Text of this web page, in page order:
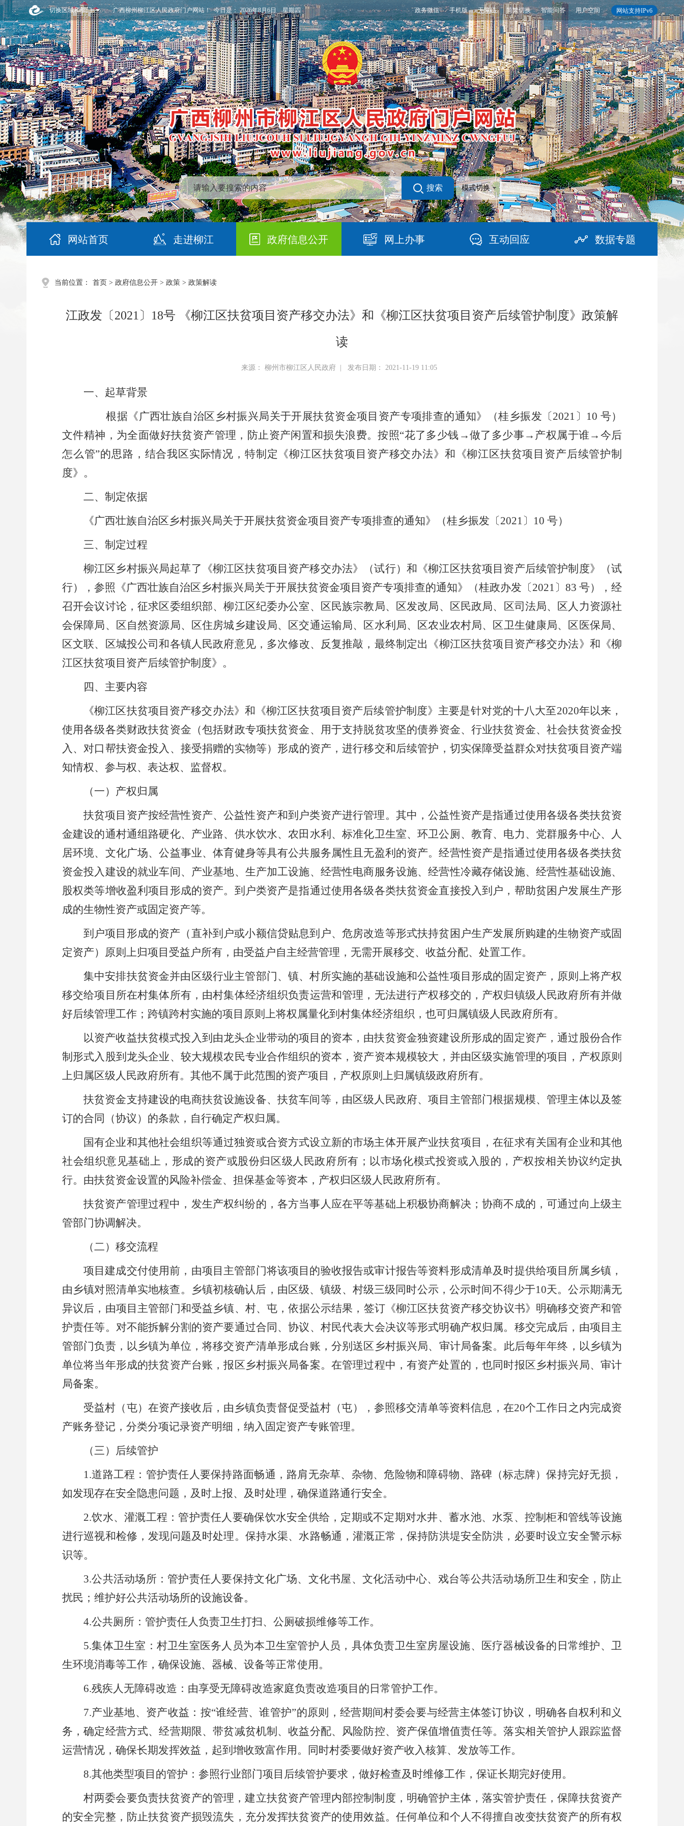
切换区域和部门 网站支持IPv6
政务微信 手机版 无障碍 简繁切换 智能问答 用户空间
广西柳州柳江区人民政府门户网站！ 今日是：2026年8月6日 星期四
搜索 模式切换
网站首页 走进柳江 政府信息公开 网上办事 互动回应 数据专题
当前位置： 首页 > 政府信息公开 > 政策 > 政策解读
江政发〔2021〕18号 《柳江区扶贫项目资产移交办法》和《柳江区扶贫项目资产后续管护制度》政策解
读
来源： 柳州市柳江区人民政府 | 发布日期： 2021-11-19 11:05
一、起草背景
根据《广西壮族自治区乡村振兴局关于开展扶贫资金项目资产专项排查的通知》（桂乡振发〔2021〕10 号）
文件精神，为全面做好扶贫资产管理 ， 防止资产闲置和损失浪费。按照“花了多少钱→做了多少事→产权属于谁→今后
怎么管”的思路，结合我区实际情况，特制定《柳江区扶贫项目资产移交办法》和《柳江区扶贫项目资产后续管护制
度》。
二、制定依据
《广西壮族自治区乡村振兴局关于开展扶贫资金项目资产专项排查的通知》（桂乡振发〔2021〕10 号）
三、制定过程
柳江区乡村振兴局起草了《柳江区扶贫项目资产移交办法》（试行）和《柳江区扶贫项目资产后续管护制度》（试
行），参照《广西壮族自治区乡村振兴局关于开展扶贫资金项目资产专项排查的通知》
（桂政办发〔2021〕83 号），经
召开会议讨论，征求区委组织部、柳江区纪委办公室、区民族宗教局、 区发改局、区民政局、 区司法局、
区人力资源社
会保障局、区自然资源局、区住房城乡建设局、 区交通运输局、 区水利局、 区农业农村局、 区卫生健康局、区医保局、
区文联、
区城投公司和各镇人民政府意见， 多次修改、反复推敲，最终制定出
《柳江区扶贫项目资产移交办法》和《柳
江区扶贫项目资产后续管护制度》。
四、主要内容
《柳江区扶贫项目资产移交办法》和《柳江区扶贫项目资产后续管护制度》 主要是针对党的十八大至2020年以来，
使用各级各类财政扶贫资金 （包括财政专项扶贫资金、 用于支持脱贫攻坚的债券资金、行业扶贫资金、社会扶贫资金投
入、对口帮扶资金投入、 接受捐赠的实物等） 形成的资产，进行移交和后续管护，切实保障受益群众对扶贫项目资产端
知情权、参与权、表达权、监督权。
（一）产权归属
扶贫项目 资产按经营性资产、公益性资产和到户类资产进行管理。 其中，公益性资产是指通过使用各级各类扶贫资
金建设的通村通组路硬化、产业路、供水饮水、农田水利、标准化卫生室、环卫公厕、教育、电力、党群服务中心、人
居环境、文化广场、公益事业、体育健身等具有公共服务属性且无盈利的资产。经营性资产是指通过使用各级各类扶贫
资金投入建设的就业车间、产业基地、生产加工设施、经营性电商服务设施、经营性冷藏存储设施、经营性基础设施、
股权类等增收盈利项目形成的资产。到户类资产是指通过使用各级各类扶贫资金直接投入到户，帮助贫困户发展生产形
成的生物性资产或固定资产等。
到户项目形成的资产 （直补到户或小额信贷贴息到户、 危房改造等形式扶持贫困户生产发展所购建的生物资产或固
定资产） 原则上归项目受益户所有，由受益户自主经营管理，无需开展移交、收益分配、处置工作。
集中安排扶贫资金并由区级行业主管部门、镇、村所实施的基础设施和公益性项目形成的固定资产，原则上将产权
移交给项目所在村集体所有， 由村集体经济组织负责运营和管理 ， 无法进行产权移交的，产权归镇级人民政府所有并做
好后续管理工作 ； 跨镇跨村实施的项目原则上将权属量化到村集体经济组织，也可归属镇级人民政府所有。
以资产收益扶贫模式投入到由龙头企业带动的项目 的资本 ， 由扶贫资金独资建设所形成的固定资产，通过股份合作
制形式入股到龙头企业、较大规模农民专业合作组织的资本，资产资本规模较大，并由 区级实施管理的项目，产权原则
上归属区级人民政府所有。 其他不属于此范围的资产项目，产权原则上归属镇级政府所有。
扶贫资金支持建设的电商扶贫设施设备、扶贫车间等，由 区级人民政府、项目主管部门根据规模、管理主体以及签
订的合同（协议）的条款， 自行确定产权归属。
国有企业和其他社会组织等通过独资或合资方式设立新的市场主体开展产业扶贫项目，在征求有关国有企业和其他
社会组织意见基础上，形成的资产或股份归 区级人民政府所有；以市场化模式投资或入股的，产权按相关协议约定执
行。由扶贫资金设置的风险补偿金、担保基金等资本，产权归 区级人民政府所有。
扶贫资产管理过程中，发生产权纠纷的，各方当事人应在平等基础上积极协商解决；协商不成的，可通过向上级主
管部门协调解决。
（二）移交流程
项目建成交付使用前，由项目主管部门将该项目的验收报告或审计报告等资料形成清单及时提供给项目所属乡镇，
由 乡镇对照清单实地核查。 乡镇初核确认后， 由区级、镇级、村级三级同时公示，公示时间不得少于10天。公示期满无
异议后， 由项目主管部门和受益乡镇、 村、屯，依据公示结果，签订《柳江区扶贫资产移交协议书》明确移交资产和管
护责任等。对不能拆解分割的资产要通过合同、协议、村民代表大会决议等形式明确产权归属。 移交完成后， 由项目主
管部门负责，以乡镇为单位，将移交资产清单形成台账，分别送 区乡村振兴局、 审计局备案。 此后每年年终 ，以乡镇为
单位将当年形成的扶贫资产台账，报区乡村振兴局备案。 在管理过程中，有资产处置的，也同时报区乡村振兴局、 审计
局备案。
受益村（屯） 在资产接收后，由 乡镇负责督促受益村（屯） ，参照移交清单等资料信息 ， 在20个工作日之内完成资
产账务登记，分类分项记录资产明细，纳入固定资产专账管理。
（三）后续管护
1.道路工程： 管护责任人要保持路面畅通， 路肩无杂草、杂物、危险物和障碍物、 路碑 （标志牌）保持完好无损，
如发现存在安全隐患问题，及时上报、及时处理， 确保道路通行安全。
2.饮水、灌溉工程： 管护责任人要确保饮水安全供给，定期或不定期对水井、蓄水池、水泵、控制柜和管线等设施
进行巡视和检修，发现问题及时处理。保持水渠、水路畅通，灌溉正常 ，保持防洪堤安全防洪 ， 必要时设立安全警示标
识等。
3.公共活动场所： 管护责任人要保持文化广场、文化书屋 、 文化活动中心、戏台等公共活动场所卫生和安全，防止
扰民；维护好公共活动场所的设施设备。
4.公共厕所： 管护责任人负责卫生打扫、公厕破损维修等工作。
5.集体卫生室： 村卫生室医务人员为本卫生室管护人员，具体负责卫生室房屋设施、医疗器械设备的日常维护、卫
生环境消毒等工作，确保设施、器械、设备等正常使用。
6.残疾人无障碍改造： 由享受无障碍改造家庭负责改造项目的日常管护工作。
7.产业基地、资产收益： 按“谁经营、谁管护”的原则，经营期间村委会要与经营主体签订协议，明确各自权利和义
务，确定经营方式、经营期限、带贫减贫机制、收益分配、风险防控、资产保值增值责任等。落实相关管护人跟踪监督
运营情况， 确保长期发挥效益，起到增收致富作用 。
同时村委要做好资产收入核算、发放等工作。
8.其他类型项目的管护：参照行业部门项目后续管护要求，做好检查及时维修工作 ，保证长期完好使用。
村两委会要负责扶贫资产的管理，建立扶贫资产管理内部控制制度，明确管护主体，落实管护责任，保障扶贫资产
的安全完整，防止扶贫资产损毁流失，充分发挥扶贫资产的使用效益。任何单位和个人不得擅自改变扶贫资产的所有权